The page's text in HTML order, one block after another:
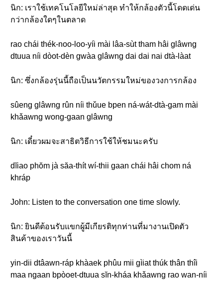
นิก: เราใช้เทคโนโลยีใหม่ล่าสุด ทำให้กล้องตัวนี้โดดเด่น
กว่ากล้องใดๆในตลาด
rao chái thék-noo-loo-yíi mài lâa-sùt tham hâi glâwng
dtuua níi dòot-dèn gwàa glâwng dai dai nai dtà-làat
นิก: ซึ่งกล้องรุ่นนี้ถือเป็นนวัตกรรมใหม่ของวงการกล้อง
sûeng glâwng rûn níi thǔue bpen ná-wát-dtà-gam mài
khǎawng wong-gaan glâwng
นิก: เดี๋ยวผมจะสาธิตวิธีการใช้ให้ชมนะครับ
dĭiao phŏm jà săa-thít wí-thii gaan chái hâi chom ná
khráp
John: Listen to the conversation one time slowly.
นิก: ยินดีต้อนรับแขกผู้มีเกียรติทุกท่านที่มางานเปิดตัว
สินค้าของเราวันนี้
yin-dii dtâawn-ráp khàaek phûu mii gìiat thúk thân thîi
maa ngaan bpòoet-dtuua sĭn-kháa khǎawng rao wan-níi